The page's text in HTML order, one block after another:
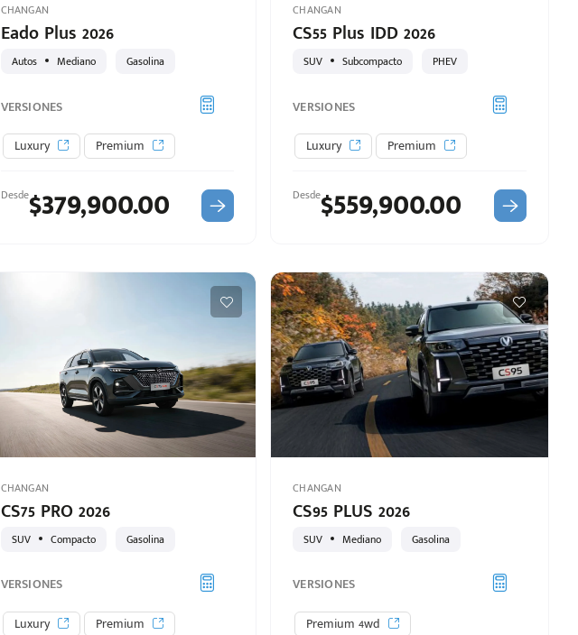
Eado Plus 2026
CHANGAN
Autos Mediano Gasolina
VERSIONES
Luxury
Premium
$379,900.00
Desde
CS55 Plus IDD 2026
CHANGAN
SUV Subcompacto PHEV
VERSIONES
Luxury
Premium
$559,900.00
Desde
CS75 PRO 2026
CHANGAN
SUV Compacto Gasolina
VERSIONES
Luxury
Premium
CS95 PLUS 2026
CHANGAN
SUV Mediano Gasolina
VERSIONES
Premium 4wd